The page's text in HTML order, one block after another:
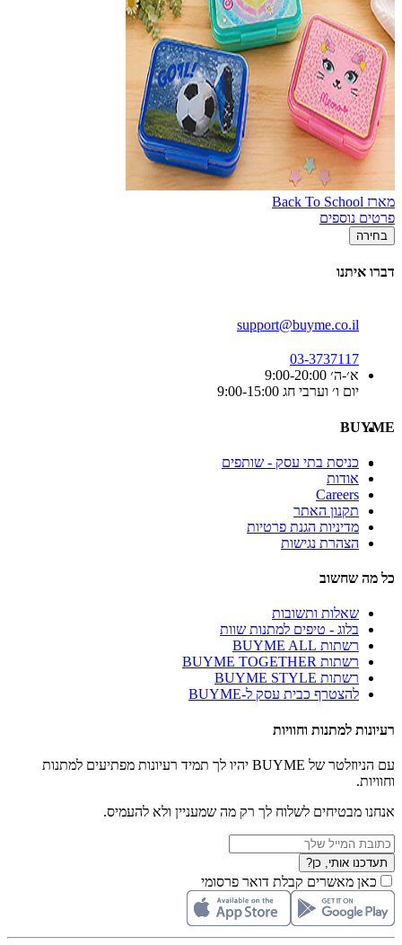
מארז Back To School
פרטים נוספים
בחירה
דברו איתנו
support@buyme.co.il
03-3737117
א׳-ה׳ 9:00-20:00
יום ו׳ וערבי חג 9:00-15:00
BUYME
כניסת בתי עסק - שותפים
אודות
Careers
תקנון האתר
מדיניות הגנת פרטיות
הצהרת נגישות
כל מה שחשוב
שאלות ותשובות
בלוג - טיפים למתנות שוות
רשתות BUYME ALL
רשתות BUYME TOGETHER
רשתות BUYME STYLE
להצטרף כבית עסק ל-BUYME
רעיונות למתנות וחוויות
עם הניוזלטר של BUYME יהיו לך תמיד רעיונות מפתיעים למתנות
וחוויות.
אנחנו מבטיחים לשלוח לך רק מה שמעניין ולא להעמיס.
תעדכנו אותי, כן?
כאן מאשרים קבלת דואר פרסומי